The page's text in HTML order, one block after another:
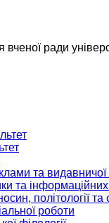
вченої ради
та
та інформаційних
політології та
роботи